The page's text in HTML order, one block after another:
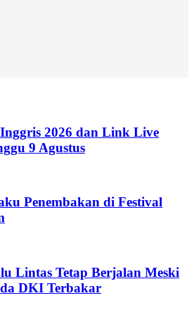
2026 dan Link Live
9 Agustus
Penembakan di Festival
Lintas Tetap Berjalan Meski
DKI Terbakar